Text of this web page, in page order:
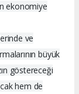
ekonomiye
ve
büyük
göstereceği
hem de